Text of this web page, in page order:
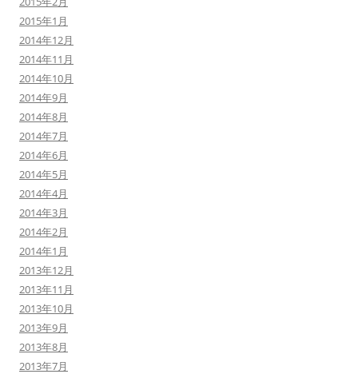
2015年1月
2014年12月
2014年11月
2014年10月
2014年9月
2014年8月
2014年7月
2014年6月
2014年5月
2014年4月
2014年3月
2014年2月
2014年1月
2013年12月
2013年11月
2013年10月
2013年9月
2013年8月
2013年7月